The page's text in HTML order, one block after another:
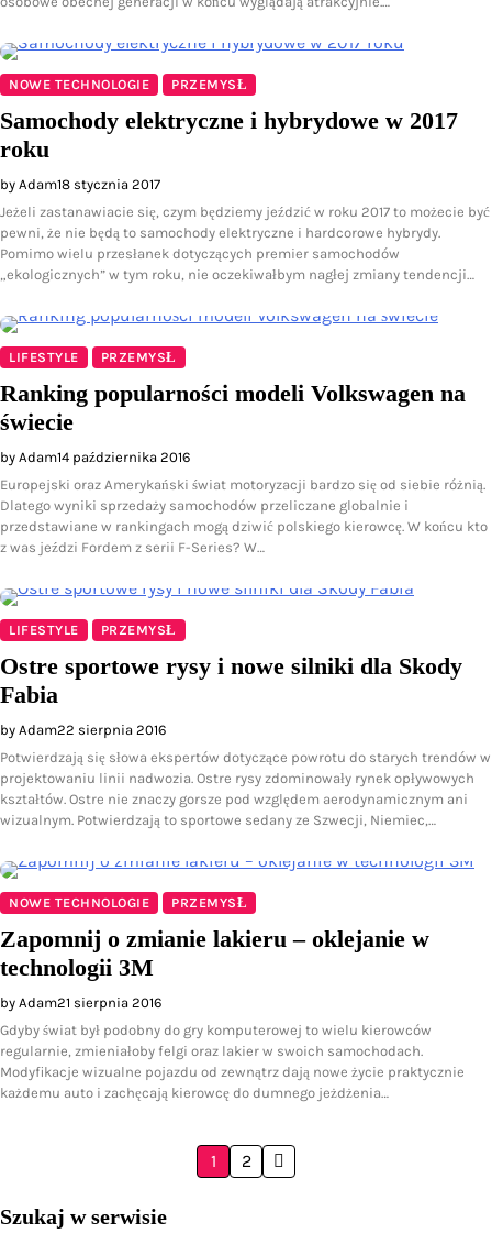
NOWE TECHNOLOGIE PRZEMYSŁ
Samochody elektryczne i hybrydowe w 2017
roku
by Adam18 stycznia 2017
Jeżeli zastanawiacie się, czym będziemy jeździć w roku 2017 to możecie być
pewni, że nie będą to samochody elektryczne i hardcorowe hybrydy.
Pomimo wielu przesłanek dotyczących premier samochodów
„ekologicznych” w tym roku, nie oczekiwałbym nagłej zmiany tendencji…
LIFESTYLE PRZEMYSŁ
Ranking popularności modeli Volkswagen na
świecie
by Adam14 października 2016
Europejski oraz Amerykański świat motoryzacji bardzo się od siebie różnią.
Dlatego wyniki sprzedaży samochodów przeliczane globalnie i
przedstawiane w rankingach mogą dziwić polskiego kierowcę. W końcu kto
z was jeździ Fordem z serii F-Series? W…
LIFESTYLE PRZEMYSŁ
Ostre sportowe rysy i nowe silniki dla Skody
Fabia
by Adam22 sierpnia 2016
Potwierdzają się słowa ekspertów dotyczące powrotu do starych trendów w
projektowaniu linii nadwozia. Ostre rysy zdominowały rynek opływowych
kształtów. Ostre nie znaczy gorsze pod względem aerodynamicznym ani
wizualnym. Potwierdzają to sportowe sedany ze Szwecji, Niemiec,…
NOWE TECHNOLOGIE PRZEMYSŁ
Zapomnij o zmianie lakieru – oklejanie w
technologii 3M
by Adam21 sierpnia 2016
Gdyby świat był podobny do gry komputerowej to wielu kierowców
regularnie, zmieniałoby felgi oraz lakier w swoich samochodach.
Modyfikacje wizualne pojazdu od zewnątrz dają nowe życie praktycznie
każdemu auto i zachęcają kierowcę do dumnego jeżdżenia…
wpisów
1 2
Szukaj w serwisie